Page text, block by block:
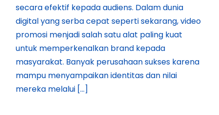
secara efektif kepada audiens. Dalam dunia
digital yang serba cepat seperti sekarang, video
promosi menjadi salah satu alat paling kuat
untuk memperkenalkan brand kepada
masyarakat. Banyak perusahaan sukses karena
mampu menyampaikan identitas dan nilai
mereka melalui […]